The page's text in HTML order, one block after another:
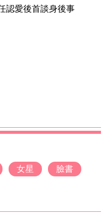
認愛後首談身後事
女星 臉書